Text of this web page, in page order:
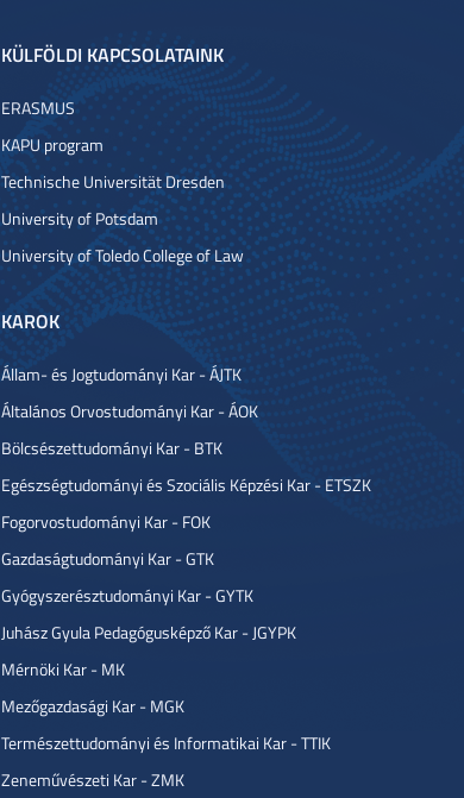
KÜLFÖLDI KAPCSOLATAINK
ERASMUS
KAPU program
Technische Universität Dresden
University of Potsdam
University of Toledo College of Law
KAROK
Állam- és Jogtudományi Kar - ÁJTK
Általános Orvostudományi Kar - ÁOK
Bölcsészettudományi Kar - BTK
Egészségtudományi és Szociális Képzési Kar - ETSZK
Fogorvostudományi Kar - FOK
Gazdaságtudományi Kar - GTK
Gyógyszerésztudományi Kar - GYTK
Juhász Gyula Pedagógusképző Kar - JGYPK
Mérnöki Kar - MK
Mezőgazdasági Kar - MGK
Természettudományi és Informatikai Kar - TTIK
Zeneművészeti Kar - ZMK